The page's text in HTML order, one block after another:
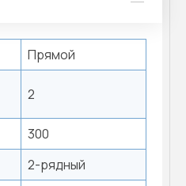
Прямой
2
300
2-рядный